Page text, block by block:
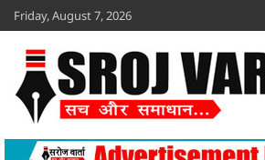
Skip
to
content
Friday, August 7, 2026
Sroj Varta
www.srojvarta.in